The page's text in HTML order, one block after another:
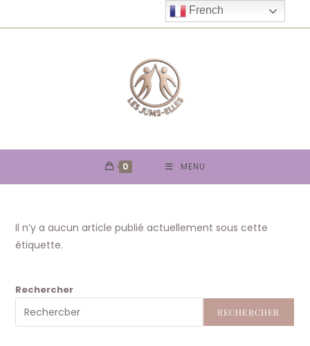
to
0 MENU
Il n’y a aucun article publié actuellement sous cette
étiquette.
Rechercher
RECHERCHER
French